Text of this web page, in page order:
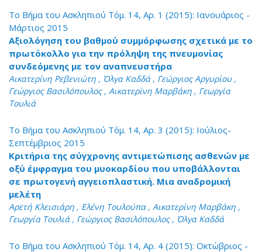
Το Βήμα του Ασκληπιού Τόμ. 14, Αρ. 1 (2015): Ιανουάριος -
Μάρτιος 2015
Αξιολόγηση του βαθμού συμμόρφωσης σχετικά με το
πρωτόκολλο για την πρόληψη της πνευμονίας
συνδεόμενης με τον αναπνευστήρα
Αικατερίνη Ρεβενιώτη , Όλγα Καδδά , Γεώργιος Αργυρίου ,
Γεώργιος Βασιλόπουλος , Αικατερίνη Μαρβάκη , Γεωργία
Τουλιά
Το Βήμα του Ασκληπιού Τόμ. 14, Αρ. 3 (2015): Ιούλιος-
Σεπτέμβριος 2015
Κριτήρια της σύγχρονης αντιμετώπισης ασθενών με
οξύ έμφραγμα του μυοκαρδίου που υποβάλλονται
σε πρωτογενή αγγειοπλαστική. Μια αναδρομική
μελέτη
Αρετή Κλεισιάρη , Ελένη Τουλούπα , Αικατερίνη Μαρβάκη ,
Γεωργία Τουλιά , Γεώργιος Βασιλόπουλος , Όλγα Καδδά
Το Βήμα του Ασκληπιού Τόμ. 14, Αρ. 4 (2015): Οκτώβριος -